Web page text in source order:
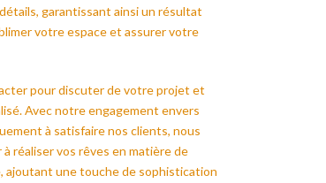
garantissant ainsi un résultat
votre espace et assurer votre
pour discuter de votre projet et
Avec notre engagement envers
à satisfaire nos clients, nous
à réaliser vos rêves en matière de
ajoutant une touche de sophistication